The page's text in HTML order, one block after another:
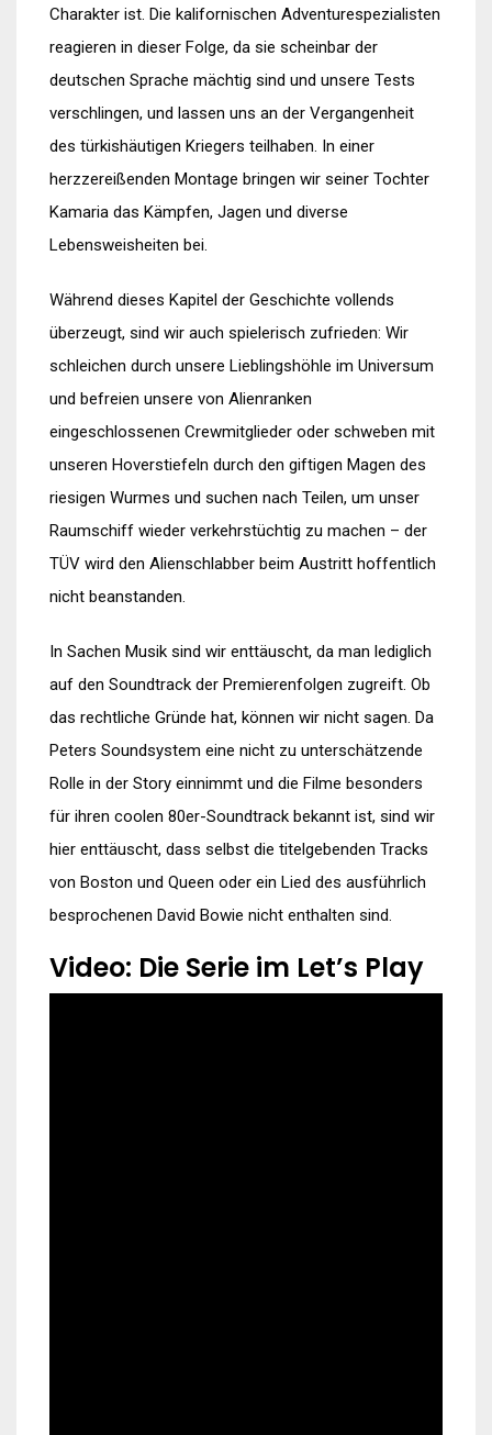
Charakter ist. Die kalifornischen Adventurespezialisten
reagieren in dieser Folge, da sie scheinbar der
deutschen Sprache mächtig sind und unsere Tests
verschlingen, und lassen uns an der Vergangenheit
des türkishäutigen Kriegers teilhaben. In einer
herzzereißenden Montage bringen wir seiner Tochter
Kamaria das Kämpfen, Jagen und diverse
Lebensweisheiten bei.
Während dieses Kapitel der Geschichte vollends
überzeugt, sind wir auch spielerisch zufrieden: Wir
schleichen durch unsere Lieblingshöhle im Universum
und befreien unsere von Alienranken
eingeschlossenen Crewmitglieder oder schweben mit
unseren Hoverstiefeln durch den giftigen Magen des
riesigen Wurmes und suchen nach Teilen, um unser
Raumschiff wieder verkehrstüchtig zu machen – der
TÜV wird den Alienschlabber beim Austritt hoffentlich
nicht beanstanden.
In Sachen Musik sind wir enttäuscht, da man lediglich
auf den Soundtrack der Premierenfolgen zugreift. Ob
das rechtliche Gründe hat, können wir nicht sagen. Da
Peters Soundsystem eine nicht zu unterschätzende
Rolle in der Story einnimmt und die Filme besonders
für ihren coolen 80er-Soundtrack bekannt ist, sind wir
hier enttäuscht, dass selbst die titelgebenden Tracks
von Boston und Queen oder ein Lied des ausführlich
besprochenen David Bowie nicht enthalten sind.
Video: Die Serie im Let’s Play